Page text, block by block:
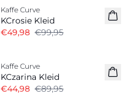
Kaffe Curve
KCrosie Kleid
€49,98 €99,95
Kaffe Curve
KCzarina Kleid
€44,98 €89,95